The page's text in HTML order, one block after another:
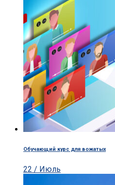
Обучающий курс для вожатых
22 / Июль